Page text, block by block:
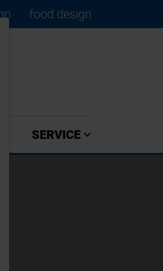
food design
SERVICE
×